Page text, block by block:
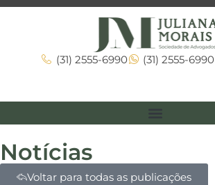
(31) 2555-6990 (31) 2555-6990
Notícias
Voltar para todas as publicações